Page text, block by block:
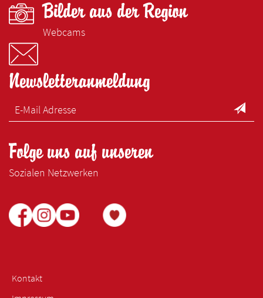
Bilder aus der Region
Webcams
Newsletteranmeldung
Folge uns auf unseren
Sozialen Netzwerken
Kontakt